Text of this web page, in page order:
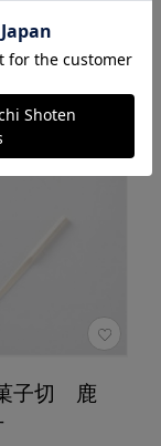
とで買う
子切 鹿